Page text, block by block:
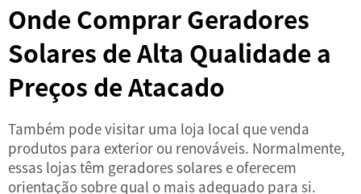
Onde Comprar Geradores
Solares de Alta Qualidade a
Preços de Atacado
Também pode visitar uma loja local que venda
produtos para exterior ou renováveis. Normalmente,
essas lojas têm geradores solares e oferecem
orientação sobre qual o mais adequado para si.